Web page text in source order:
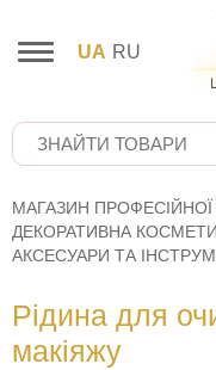
UA RU
МАГАЗИН ПРОФЕСІЙНОЇ
ДЕКОРАТИВНА
АКСЕСУАРИ ТА
Рідина для
макіяжу